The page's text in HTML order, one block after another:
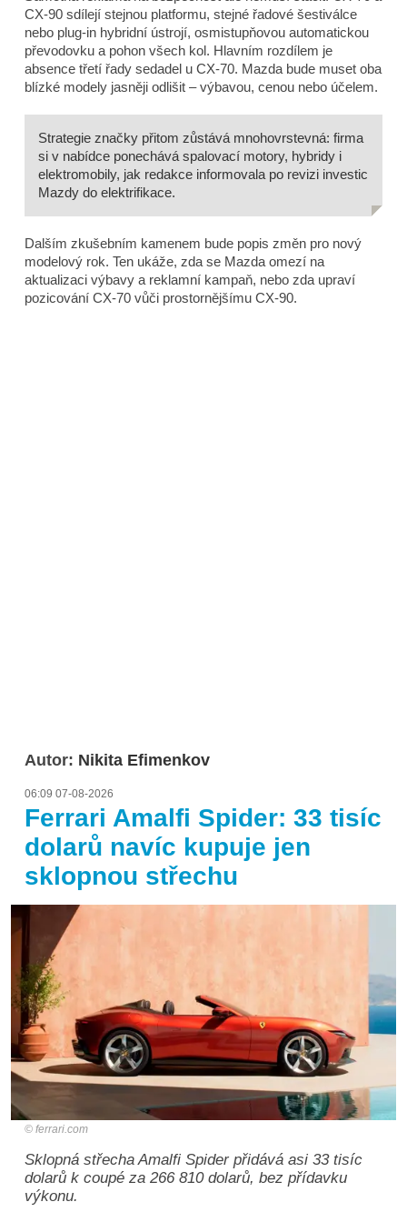
CX-90 sdílejí stejnou platformu, stejné řadové šestiválce
nebo plug-in hybridní ústrojí, osmistupňovou automatickou
převodovku a pohon všech kol. Hlavním rozdílem je
absence třetí řady sedadel u CX-70. Mazda bude muset oba
blízké modely jasněji odlišit – výbavou, cenou nebo účelem.
Strategie značky přitom zůstává mnohovrstevná: firma
si v nabídce ponechává spalovací motory, hybridy i
elektromobily, jak redakce informovala po revizi investic
Mazdy do elektrifikace.
Dalším zkušebním kamenem bude popis změn pro nový
modelový rok. Ten ukáže, zda se Mazda omezí na
aktualizaci výbavy a reklamní kampaň, nebo zda upraví
pozicování CX-70 vůči prostornějšímu CX-90.
Autor: Nikita Efimenkov
06:09 07-08-2026
Ferrari Amalfi Spider: 33 tisíc
dolarů navíc kupuje jen
sklopnou střechu
ferrari.com
Sklopná střecha Amalfi Spider přidává asi 33 tisíc
dolarů k coupé za 266 810 dolarů, bez přídavku
výkonu.